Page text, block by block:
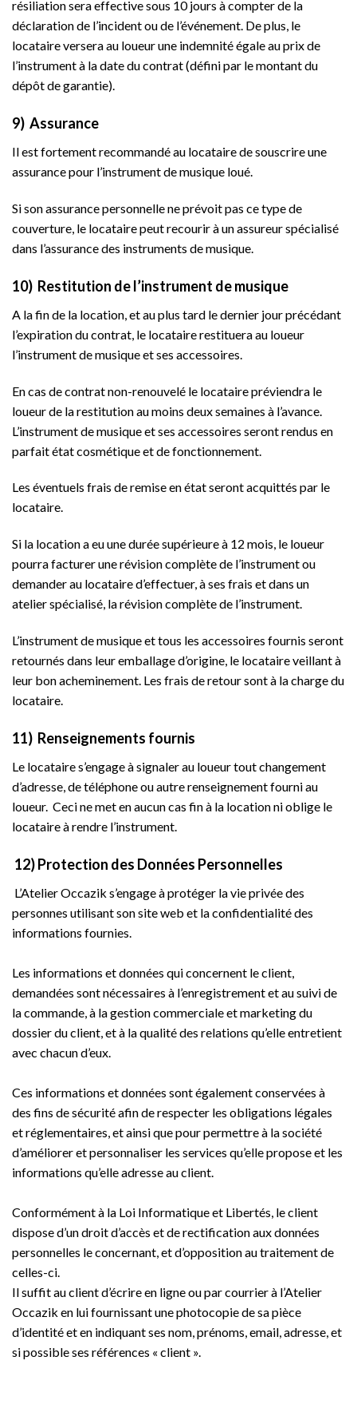
résiliation sera effective sous 10 jours à compter de la
déclaration de l’incident ou de l’événement. De plus, le
locataire versera au loueur une indemnité égale au prix de
l’instrument à la date du contrat (défini par le montant du
dépôt de garantie).
9) Assurance
Il est fortement recommandé au locataire de souscrire une
assurance pour l’instrument de musique loué.
Si son assurance personnelle ne prévoit pas ce type de
couverture, le locataire peut recourir à un assureur spécialisé
dans l’assurance des instruments de musique.
10) Restitution de l’instrument de musique
A la fin de la location, et au plus tard le dernier jour précédant
l’expiration du contrat, le locataire restituera au loueur
l’instrument de musique et ses accessoires.
En cas de contrat non-renouvelé le locataire préviendra le
loueur de la restitution au moins deux semaines à l’avance.
L’instrument de musique et ses accessoires seront rendus en
parfait état cosmétique et de fonctionnement.
Les éventuels frais de remise en état seront acquittés par le
locataire.
Si la location a eu une durée supérieure à 12 mois, le loueur
pourra facturer une révision complète de l’instrument ou
demander au locataire d’effectuer, à ses frais et dans un
atelier spécialisé, la révision complète de l’instrument.
L’instrument de musique et tous les accessoires fournis seront
retournés dans leur emballage d’origine, le locataire veillant à
leur bon acheminement. Les frais de retour sont à la charge du
locataire.
11) Renseignements fournis
Le locataire s’engage à signaler au loueur tout changement
d’adresse, de téléphone ou autre renseignement fourni au
loueur. Ceci ne met en aucun cas fin à la location ni oblige le
locataire à rendre l’instrument.
12) Protection des Données Personnelles
L’Atelier Occazik s’engage à protéger la vie privée des
personnes utilisant son site web et la confidentialité des
informations fournies.
Les informations et données qui concernent le client,
demandées sont nécessaires à l’enregistrement et au suivi de
la commande, à la gestion commerciale et marketing du
dossier du client, et à la qualité des relations qu’elle entretient
avec chacun d’eux.
Ces informations et données sont également conservées à
des fins de sécurité afin de respecter les obligations légales
et réglementaires, et ainsi que pour permettre à la société
d’améliorer et personnaliser les services qu’elle propose et les
informations qu’elle adresse au client.
Conformément à la Loi Informatique et Libertés, le client
dispose d’un droit d’accès et de rectification aux données
personnelles le concernant, et d’opposition au traitement de
celles-ci.
Il suffit au client d’écrire en ligne ou par courrier à l’Atelier
Occazik en lui fournissant une photocopie de sa pièce
d’identité et en indiquant ses nom, prénoms, email, adresse, et
si possible ses références « client ».